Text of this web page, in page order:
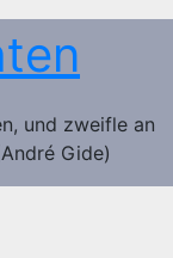
und zweifle an
Gide)